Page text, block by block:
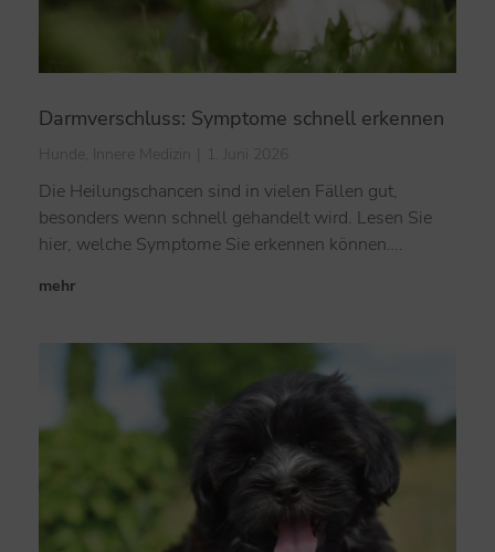
Darmverschluss: Symptome schnell erkennen
Hunde Innere Medizin 1. Juni 2026
Die Heilungschancen sind in vielen Fällen gut,
besonders wenn schnell gehandelt wird. Lesen Sie
hier, welche Symptome Sie erkennen können….
mehr